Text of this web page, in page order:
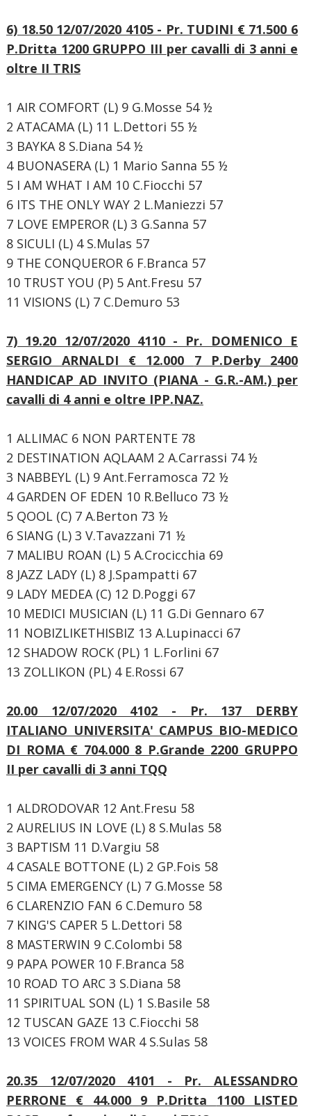
6) 18.50 12/07/2020 4105 - Pr. TUDINI € 71.500 6
P.Dritta 1200 GRUPPO III per cavalli di 3 anni e
oltre II TRIS
1 AIR COMFORT (L) 9 G.Mosse 54 ½
2 ATACAMA (L) 11 L.Dettori 55 ½
3 BAYKA 8 S.Diana 54 ½
4 BUONASERA (L) 1 Mario Sanna 55 ½
5 I AM WHAT I AM 10 C.Fiocchi 57
6 ITS THE ONLY WAY 2 L.Maniezzi 57
7 LOVE EMPEROR (L) 3 G.Sanna 57
8 SICULI (L) 4 S.Mulas 57
9 THE CONQUEROR 6 F.Branca 57
10 TRUST YOU (P) 5 Ant.Fresu 57
11 VISIONS (L) 7 C.Demuro 53
7) 19.20 12/07/2020 4110 - Pr. DOMENICO E
SERGIO ARNALDI € 12.000 7 P.Derby 2400
HANDICAP AD INVITO (PIANA - G.R.-AM.) per
cavalli di 4 anni e oltre IPP.NAZ.
1 ALLIMAC 6 NON PARTENTE 78
2 DESTINATION AQLAAM 2 A.Carrassi 74 ½
3 NABBEYL (L) 9 Ant.Ferramosca 72 ½
4 GARDEN OF EDEN 10 R.Belluco 73 ½
5 QOOL (C) 7 A.Berton 73 ½
6 SIANG (L) 3 V.Tavazzani 71 ½
7 MALIBU ROAN (L) 5 A.Crocicchia 69
8 JAZZ LADY (L) 8 J.Spampatti 67
9 LADY MEDEA (C) 12 D.Poggi 67
10 MEDICI MUSICIAN (L) 11 G.Di Gennaro 67
11 NOBIZLIKETHISBIZ 13 A.Lupinacci 67
12 SHADOW ROCK (PL) 1 L.Forlini 67
13 ZOLLIKON (PL) 4 E.Rossi 67
20.00 12/07/2020 4102 - Pr. 137 DERBY
ITALIANO UNIVERSITA' CAMPUS BIO-MEDICO
DI ROMA € 704.000 8 P.Grande 2200 GRUPPO
II per cavalli di 3 anni TQQ
1 ALDRODOVAR 12 Ant.Fresu 58
2 AURELIUS IN LOVE (L) 8 S.Mulas 58
3 BAPTISM 11 D.Vargiu 58
4 CASALE BOTTONE (L) 2 GP.Fois 58
5 CIMA EMERGENCY (L) 7 G.Mosse 58
6 CLARENZIO FAN 6 C.Demuro 58
7 KING'S CAPER 5 L.Dettori 58
8 MASTERWIN 9 C.Colombi 58
9 PAPA POWER 10 F.Branca 58
10 ROAD TO ARC 3 S.Diana 58
11 SPIRITUAL SON (L) 1 S.Basile 58
12 TUSCAN GAZE 13 C.Fiocchi 58
13 VOICES FROM WAR 4 S.Sulas 58
20.35 12/07/2020 4101 - Pr. ALESSANDRO
PERRONE € 44.000 9 P.Dritta 1100 LISTED